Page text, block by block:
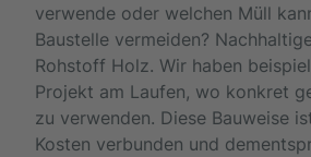
verwende oder welchen Müll
Baustelle vermeiden?
Rohstoff Holz. Wir haben
Projekt am Laufen, wo konkret
zu verwenden. Diese Bauweise
Kosten verbunden und